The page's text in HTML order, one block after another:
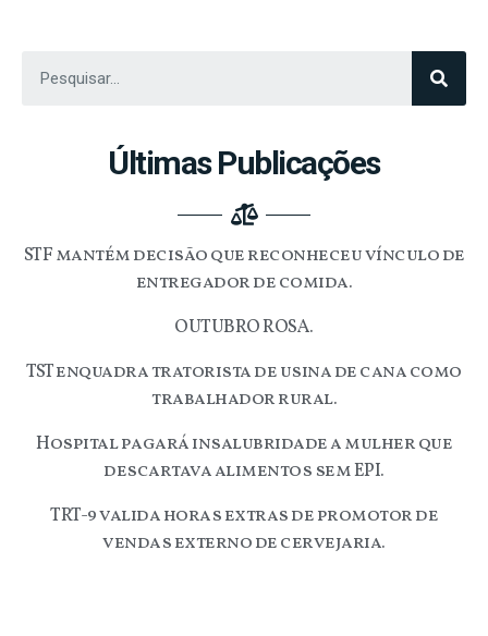
Últimas Publicações
STF mantém decisão que reconheceu vínculo de
entregador de comida.
OUTUBRO ROSA.
TST enquadra tratorista de usina de cana como
trabalhador rural.
Hospital pagará insalubridade a mulher que
descartava alimentos sem EPI.
TRT-9 valida horas extras de promotor de
vendas externo de cervejaria.